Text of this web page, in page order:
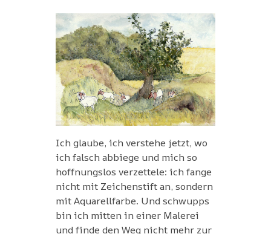
Ich glaube, ich verstehe jetzt, wo
ich falsch abbiege und mich so
hoffnungslos verzettele: ich fange
nicht mit Zeichenstift an, sondern
mit Aquarellfarbe. Und schwupps
bin ich mitten in einer Malerei
und finde den Weg nicht mehr zur